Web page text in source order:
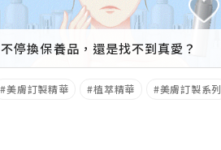
不停換保養品，還是找不到真愛？
美膚訂製精華 植萃精華 美膚訂製系列